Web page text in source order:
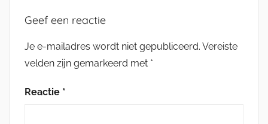
Geef een reactie
Je e-mailadres wordt niet gepubliceerd. Vereiste
velden zijn gemarkeerd met *
Reactie *